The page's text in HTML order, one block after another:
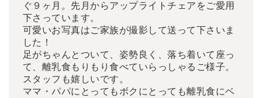
ぐ９ヶ月。先月からアップライトチェアをご愛用
下さっています。
可愛いお写真はご家族が撮影して送って下さいま
した！
足がちゃんとついて、姿勢良く、落ち着いて座っ
て、離乳食もりもり食べていらっしゃるご様子。
スタッフも嬉しいです。
ママ・パパにとってもボクにとっても離乳食にベ